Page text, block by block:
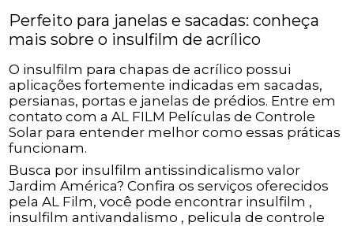
Perfeito para janelas e sacadas: conheça
mais sobre o insulfilm de acrílico
O insulfilm para chapas de acrílico possui
aplicações fortemente indicadas em sacadas,
persianas, portas e janelas de prédios. Entre em
contato com a AL FILM Películas de Controle
Solar para entender melhor como essas práticas
funcionam.
Busca por insulfilm antissindicalismo valor
Jardim América? Confira os serviços oferecidos
pela AL Film, você pode encontrar insulfilm ,
insulfilm antivandalismo , pelicula de controle